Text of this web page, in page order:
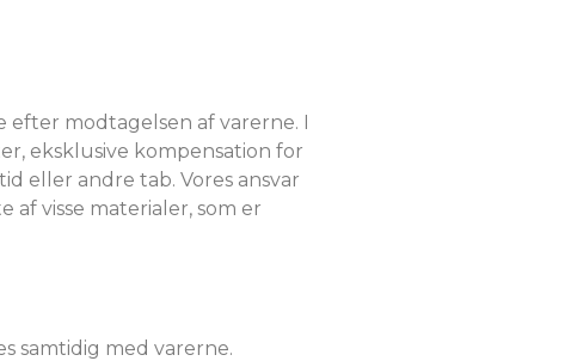
modtagelsen af ​​varerne. I
eksklusive kompensation for
eller andre tab. Vores ansvar
visse materialer, som er
samtidig med varerne.